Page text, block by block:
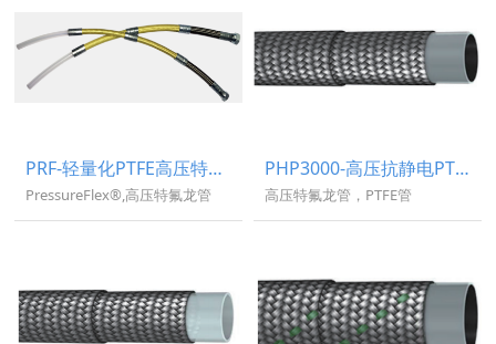
PRF-轻量化PTFE高压特氟龙管-PressureFlex®
PressureFlex®,高压特氟龙管
PHP3000-高压抗静电PTFE钢编管
高压特氟龙管，PTFE管